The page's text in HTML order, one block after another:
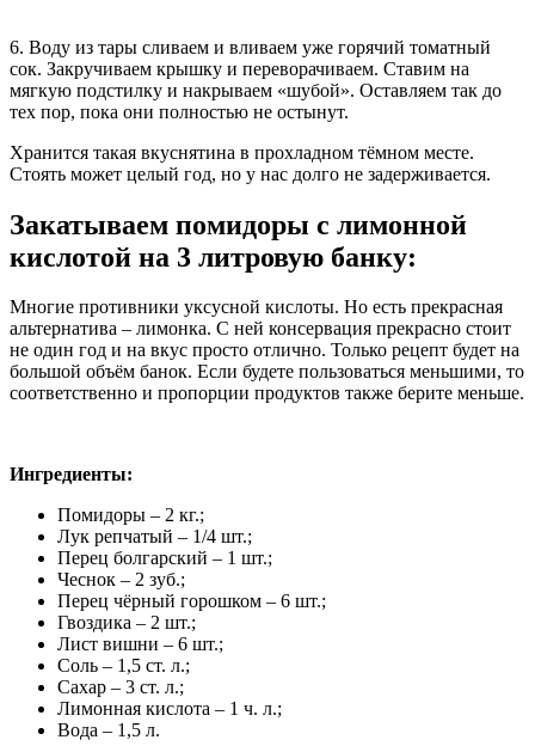
6. Воду из тары сливаем и вливаем уже горячий томатный
сок. Закручиваем крышку и переворачиваем. Ставим на
мягкую подстилку и накрываем «шубой». Оставляем так до
тех пор, пока они полностью не остынут.
Хранится такая вкуснятина в прохладном тёмном месте.
Стоять может целый год, но у нас долго не задерживается.
Закатываем помидоры с лимонной
кислотой на 3 литровую банку:
Многие противники уксусной кислоты. Но есть прекрасная
альтернатива – лимонка. С ней консервация прекрасно стоит
не один год и на вкус просто отлично. Только рецепт будет на
большой объём банок. Если будете пользоваться меньшими, то
соответственно и пропорции продуктов также берите меньше.
Ингредиенты:
Помидоры – 2 кг.;
Лук репчатый – 1/4 шт.;
Перец болгарский – 1 шт.;
Чеснок – 2 зуб.;
Перец чёрный горошком – 6 шт.;
Гвоздика – 2 шт.;
Лист вишни – 6 шт.;
Соль – 1,5 ст. л.;
Сахар – 3 ст. л.;
Лимонная кислота – 1 ч. л.;
Вода – 1,5 л.